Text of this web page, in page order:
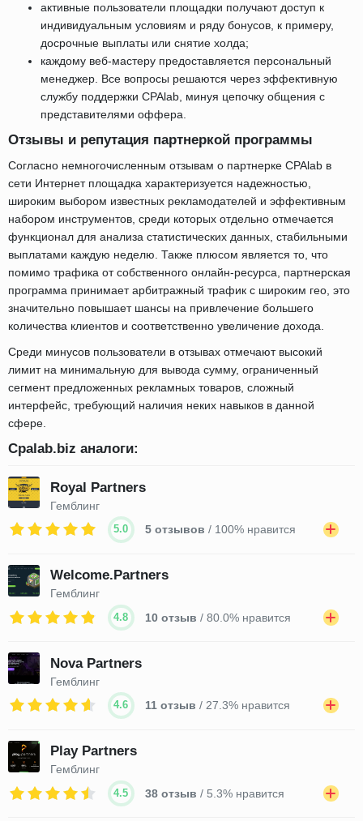
активные пользователи площадки получают доступ к
индивидуальным условиям и ряду бонусов, к примеру,
досрочные выплаты или снятие холда;
каждому веб-мастеру предоставляется персональный
менеджер. Все вопросы решаются через эффективную
службу поддержки CPAlab, минуя цепочку общения с
представителями оффера.
Отзывы и репутация партнеркой программы
Согласно немногочисленным отзывам о партнерке CPAlab в
сети Интернет площадка характеризуется надежностью,
широким выбором известных рекламодателей и эффективным
набором инструментов, среди которых отдельно отмечается
функционал для анализа статистических данных, стабильными
выплатами каждую неделю. Также плюсом является то, что
помимо трафика от собственного онлайн-ресурса, партнерская
программа принимает арбитражный трафик с широким гео, это
значительно повышает шансы на привлечение большего
количества клиентов и соответственно увеличение дохода.
Среди минусов пользователи в отзывах отмечают высокий
лимит на минимальную для вывода сумму, ограниченный
сегмент предложенных рекламных товаров, сложный
интерфейс, требующий наличия неких навыков в данной
сфере.
Cpalab.biz аналоги:
Royal Partners
Гемблинг
5.0 5 отзывов / 100% нравится
Welcome.Partners
Гемблинг
4.8 10 отзыв / 80.0% нравится
Nova Partners
Гемблинг
4.6 11 отзыв / 27.3% нравится
Play Partners
Гемблинг
4.5 38 отзыв / 5.3% нравится